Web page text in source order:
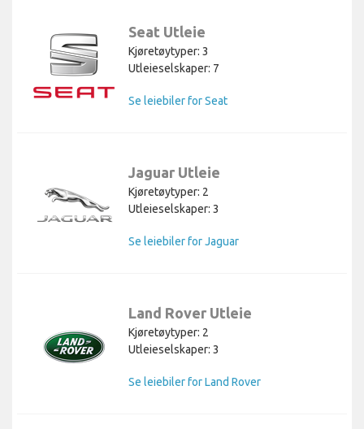
Seat Utleie
Kjøretøytyper: 3
Utleieselskaper: 7
Se leiebiler for Seat
Jaguar Utleie
Kjøretøytyper: 2
Utleieselskaper: 3
Se leiebiler for Jaguar
Land Rover Utleie
Kjøretøytyper: 2
Utleieselskaper: 3
Se leiebiler for Land Rover